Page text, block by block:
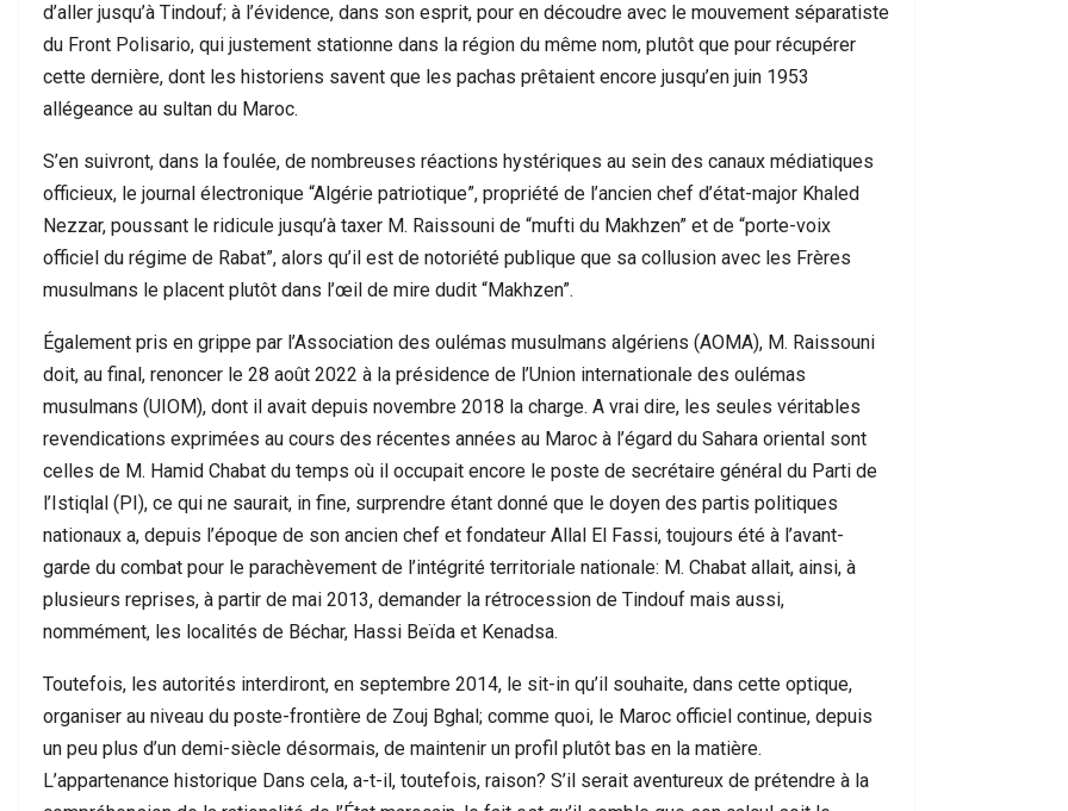
d’aller jusqu’à Tindouf; à l’évidence, dans son esprit, pour en découdre avec le mouvement séparatiste
du Front Polisario, qui justement stationne dans la région du même nom, plutôt que pour récupérer
cette dernière, dont les historiens savent que les pachas prêtaient encore jusqu’en juin 1953
allégeance au sultan du Maroc.
S’en suivront, dans la foulée, de nombreuses réactions hystériques au sein des canaux médiatiques
officieux, le journal électronique “Algérie patriotique”, propriété de l’ancien chef d’état-major Khaled
Nezzar, poussant le ridicule jusqu’à taxer M. Raissouni de “mufti du Makhzen” et de “porte-voix
officiel du régime de Rabat”, alors qu’il est de notoriété publique que sa collusion avec les Frères
musulmans le placent plutôt dans l’œil de mire dudit “Makhzen”.
Également pris en grippe par l’Association des oulémas musulmans algériens (AOMA), M. Raissouni
doit, au final, renoncer le 28 août 2022 à la présidence de l’Union internationale des oulémas
musulmans (UIOM), dont il avait depuis novembre 2018 la charge. A vrai dire, les seules véritables
revendications exprimées au cours des récentes années au Maroc à l’égard du Sahara oriental sont
celles de M. Hamid Chabat du temps où il occupait encore le poste de secrétaire général du Parti de
l’Istiqlal (PI), ce qui ne saurait, in fine, surprendre étant donné que le doyen des partis politiques
nationaux a, depuis l’époque de son ancien chef et fondateur Allal El Fassi, toujours été à l’avant-
garde du combat pour le parachèvement de l’intégrité territoriale nationale: M. Chabat allait, ainsi, à
plusieurs reprises, à partir de mai 2013, demander la rétrocession de Tindouf mais aussi,
nommément, les localités de Béchar, Hassi Beïda et Kenadsa.
Toutefois, les autorités interdiront, en septembre 2014, le sit-in qu’il souhaite, dans cette optique,
organiser au niveau du poste-frontière de Zouj Bghal; comme quoi, le Maroc officiel continue, depuis
un peu plus d’un demi-siècle désormais, de maintenir un profil plutôt bas en la matière.
L’appartenance historique Dans cela, a-t-il, toutefois, raison? S’il serait aventureux de prétendre à la